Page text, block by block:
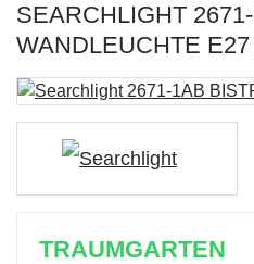
SEARCHLIGHT
WANDLEUCHTE
TRAUMGARTEN